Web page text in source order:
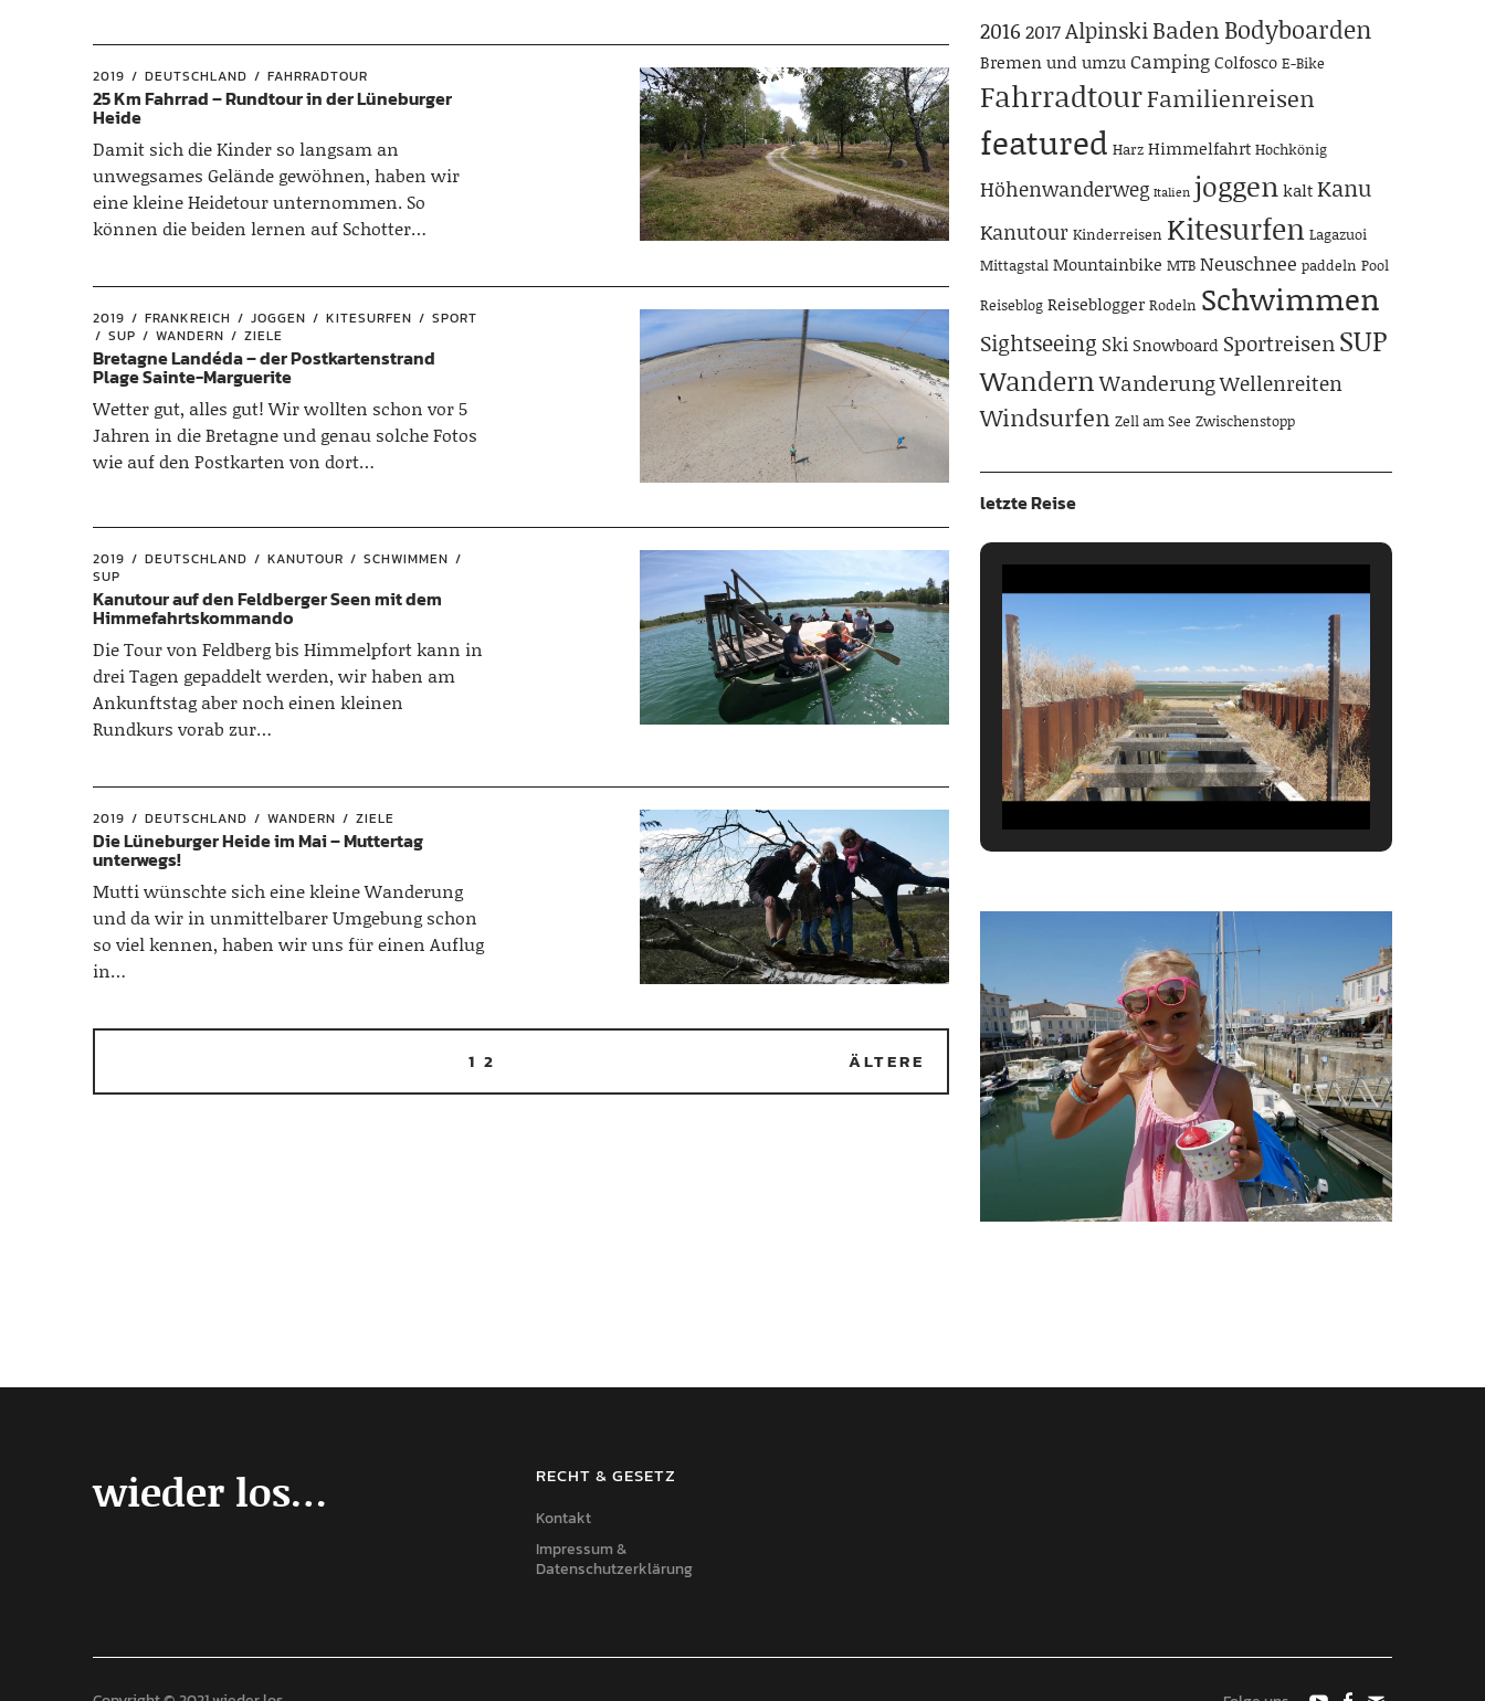
2019 DEUTSCHLAND FAHRRADTOUR
25 Km Fahrrad – Rundtour in der Lüneburger
Heide
Damit sich die Kinder so langsam an
unwegsames Gelände gewöhnen, haben wir
eine kleine Heidetour unternommen. So
können die beiden lernen auf Schotter…
2019 FRANKREICH JOGGEN KITESURFEN
SPORT
SUP
WANDERN ZIELE
Bretagne Landéda – der Postkartenstrand
Plage Sainte-Marguerite
Wetter gut, alles gut! Wir wollten schon vor 5
Jahren in die Bretagne und genau solche Fotos
wie auf den Postkarten von dort…
2019 DEUTSCHLAND KANUTOUR
SCHWIMMEN
SUP
Kanutour auf den Feldberger Seen mit dem
Himmefahrtskommando
Die Tour von Feldberg bis Himmelpfort kann in
drei Tagen gepaddelt werden, wir haben am
Ankunftstag aber noch einen kleinen
Rundkurs vorab zur…
2019 DEUTSCHLAND WANDERN ZIELE
Die Lüneburger Heide im Mai – Muttertag
unterwegs!
Mutti wünschte sich eine kleine Wanderung
und da wir in unmittelbarer Umgebung schon
so viel kennen, haben wir uns für einen Auflug
in…
1 2 ÄLTERE
2016 2017AlpinskiBaden Bodyboarden
Bremen und umzuCampingColfosco E-Bike
FahrradtourFamilienreisen
featured Harz Himmelfahrt Hochkönig
Höhenwanderweg Italien joggenkaltKanu
Kanutour Kinderreisen Kitesurfen Lagazuoi
Mittagstal Mountainbike MTB Neuschnee paddeln Pool
Reiseblog Reiseblogger Rodeln Schwimmen
Sightseeing SkiSnowboard SportreisenSUP
WandernWanderungWellenreiten
Windsurfen Zell am See Zwischenstopp
letzte Reise
wieder los… RECHT & GESETZ
Kontakt
Impressum &
Datenschutzerklärung